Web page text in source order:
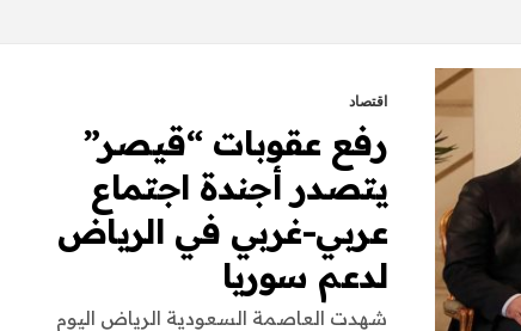
اقتصاد
رفع عقوبات “قيصر”
يتصدر أجندة اجتماع
عربي-غربي في الرياض
لدعم سوريا
شهدت العاصمة السعودية الرياض اليوم